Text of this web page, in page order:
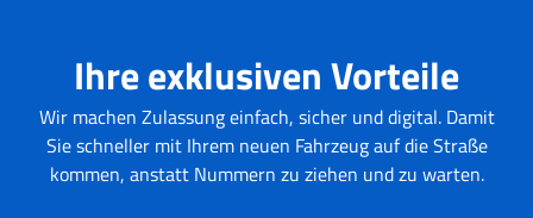
Ihre exklusiven Vorteile
Wir machen Zulassung einfach, sicher und digital. Damit
Sie schneller mit Ihrem neuen Fahrzeug auf die Straße
kommen, anstatt Nummern zu ziehen und zu warten.